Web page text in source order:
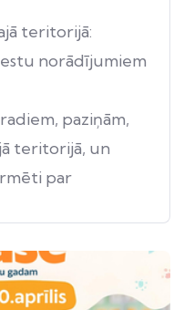
teritorijā:
norādījumiem
paziņām,
teritorijā, un
par